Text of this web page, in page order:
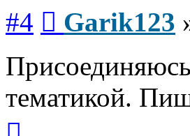
#4 Garik123
тематикой.